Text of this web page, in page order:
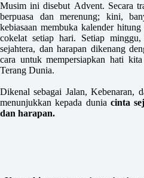
Musim ini disebut Advent. Secara
berpuasa dan merenung; kini,
kebiasaan membuka kalender
cokelat setiap hari. Setiap
sejahtera, dan harapan dikenang
cara untuk mempersiapkan hati
Terang Dunia.
Dikenal sebagai Jalan, Kebenaran,
menunjukkan kepada dunia cinta
dan harapan.